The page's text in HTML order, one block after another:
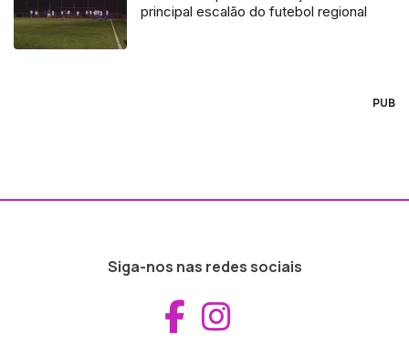
principal escalão do futebol regional
PUB
Siga-nos nas redes sociais
Aceder ao